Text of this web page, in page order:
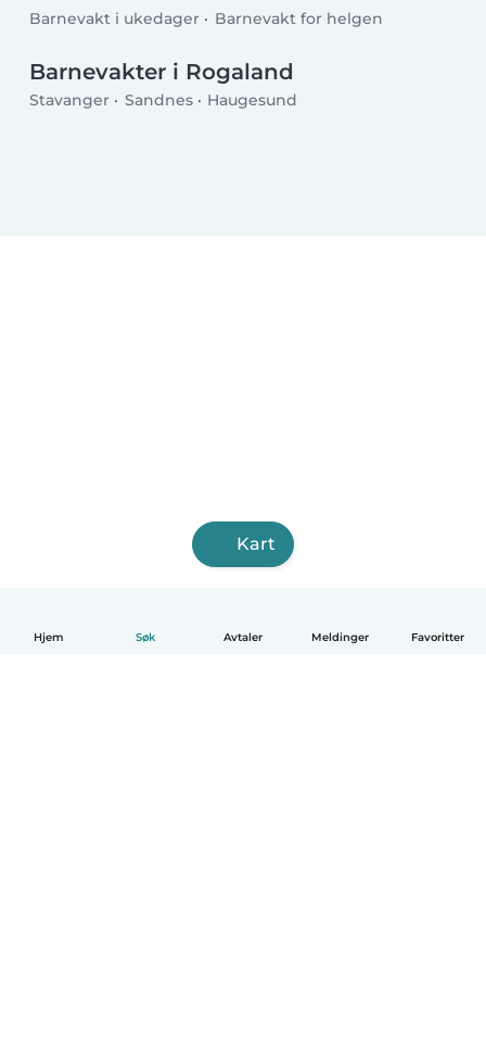
Hjem Søk Avtaler Meldinger Favoritter
Barnevakt i ukedager
Barnevakt for helgen
Barnevakter i Rogaland
Stavanger Sandnes Haugesund
Kart